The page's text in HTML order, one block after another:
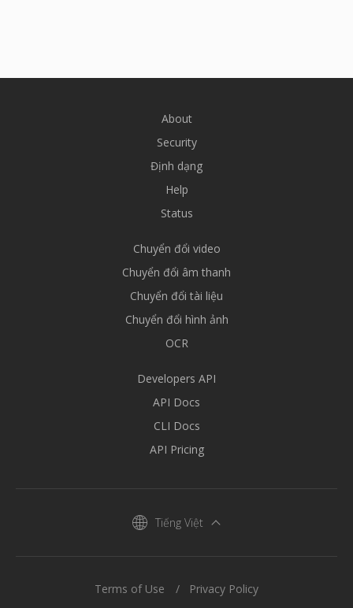
About
Security
Định dạng
Help
Status
Chuyển đổi video
Chuyển đổi âm thanh
Chuyển đổi tài liệu
Chuyển đổi hình ảnh
OCR
Developers API
API Docs
CLI Docs
API Pricing
Tiếng Việt
Terms of Use Privacy Policy